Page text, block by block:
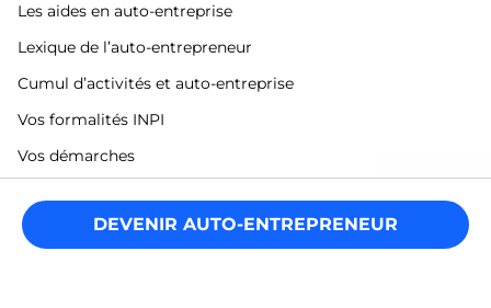
DEVENIR AUTO-ENTREPRENEUR
Les aides en auto-entreprise
Lexique de l’auto-entrepreneur
Cumul d’activités et auto-entreprise
Vos formalités INPI
Vos démarches
Annuaire des entrepreneurs